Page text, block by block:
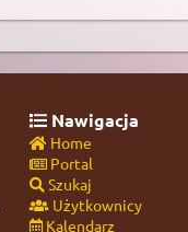
Nawigacja
Home
Portal
Szukaj
Użytkownicy
Kalendarz